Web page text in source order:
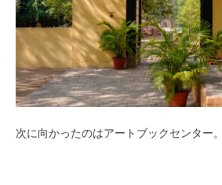
次に向かったのはアートブックセンター。